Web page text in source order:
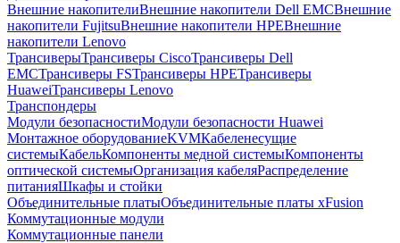
Внешние накопителиВнешние накопители Dell EMCВнешние
накопители FujitsuВнешние накопители HPEВнешние
накопители Lenovo
ТрансиверыТрансиверы CiscoТрансиверы Dell
EMCТрансиверы FSТрансиверы HPEТрансиверы
HuaweiТрансиверы Lenovo
Транспондеры
Модули безопасностиМодули безопасности Huawei
Монтажное оборудованиеKVMКабеленесущие
системыКабельКомпоненты медной системыКомпоненты
оптической системыОрганизация кабеляРаспределение
питанияШкафы и стойки
Объединительные платыОбъединительные платы xFusion
Коммутационные модули
Коммутационные панели